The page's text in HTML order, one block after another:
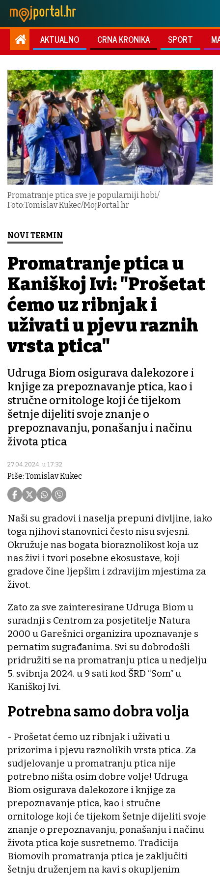
AKTUALNO CRNA KRONIKA SPORT
Promatranje ptica sve je popularniji hobi/
Foto:Tomislav Kukec/MojPortal.hr
NOVI TERMIN
Promatranje ptica u
Kaniškoj Ivi: "Prošetat
ćemo uz ribnjak i
uživati u pjevu raznih
vrsta ptica"
Udruga Biom osigurava dalekozore i
knjige za prepoznavanje ptica, kao i
stručne ornitologe koji će tijekom
šetnje dijeliti svoje znanje o
prepoznavanju, ponašanju i načinu
života ptica
27.04.2024. u 17:32
Piše: Tomislav Kukec
Naši su gradovi i naselja prepuni divljine, iako
toga njihovi stanovnici često nisu svjesni.
Okružuje nas bogata bioraznolikost koja uz
nas živi i tvori posebne ekosustave, koji
gradove čine ljepšim i zdravijim mjestima za
život.
Zato za sve zainteresirane Udruga Biom u
suradnji s Centrom za posjetitelje Natura
2000 u Garešnici organizira upoznavanje s
pernatim sugrađanima. Svi su dobrodošli
pridružiti se na promatranju ptica u nedjelju
5. svibnja 2024. u 9 sati kod ŠRD “Som” u
Kaniškoj Ivi.
Potrebna samo dobra volja
- Prošetat ćemo uz ribnjak i uživati u
prizorima i pjevu raznolikih vrsta ptica. Za
sudjelovanje u promatranju ptica nije
potrebno ništa osim dobre volje! Udruga
Biom osigurava dalekozore i knjige za
prepoznavanje ptica, kao i stručne
ornitologe koji će tijekom šetnje dijeliti svoje
znanje o prepoznavanju, ponašanju i načinu
života ptica koje susretnemo. Tradicija
Biomovih promatranja ptica je zaključiti
šetnju druženjem na kavi s okupljenim